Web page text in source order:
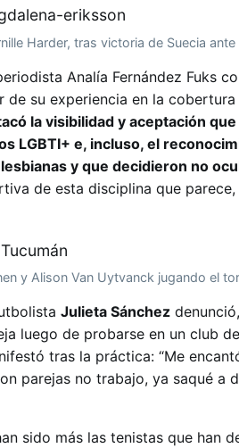
Harder, tras victoria de Suecia
Analía Fernández Fuks
de su experiencia en la
la visibilidad y aceptación
LGBTI+ e, incluso, el
y que decidieron no
de esta disciplina que
y Alison Van Uytvanck jugando el
Julieta Sánchez
luego de probarse en un club
tras la práctica: “Me
parejas no trabajo, ya saqué a
sido más las tenistas que han